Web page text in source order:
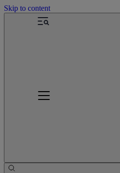
Skip to content